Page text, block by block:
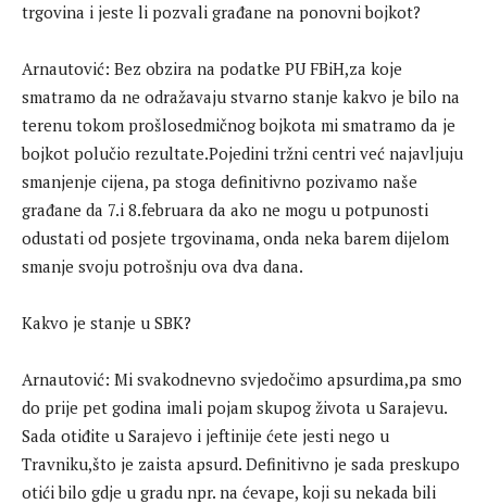
trgovina i jeste li pozvali građane na ponovni bojkot?
Arnautović: Bez obzira na podatke PU FBiH,za koje
smatramo da ne odražavaju stvarno stanje kakvo je bilo na
terenu tokom prošlosedmičnog bojkota mi smatramo da je
bojkot polučio rezultate.Pojedini tržni centri već najavljuju
smanjenje cijena, pa stoga definitivno pozivamo naše
građane da 7.i 8.februara da ako ne mogu u potpunosti
odustati od posjete trgovinama, onda neka barem dijelom
smanje svoju potrošnju ova dva dana.
Kakvo je stanje u SBK?
Arnautović: Mi svakodnevno svjedočimo apsurdima,pa smo
do prije pet godina imali pojam skupog života u Sarajevu.
Sada otiđite u Sarajevo i jeftinije ćete jesti nego u
Travniku,što je zaista apsurd. Definitivno je sada preskupo
otići bilo gdje u gradu npr. na ćevape, koji su nekada bili